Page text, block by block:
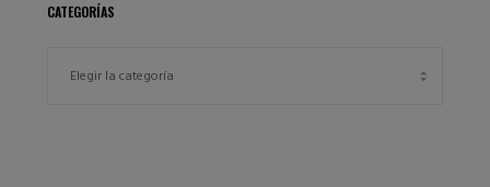
CATEGORÍAS